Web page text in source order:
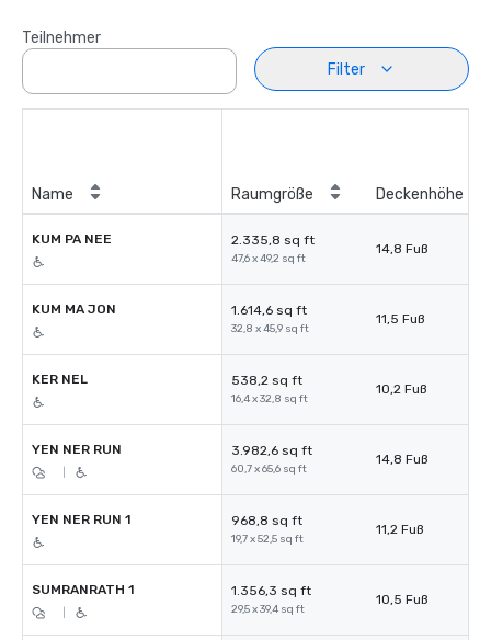
Teilnehmer
Filter
Name Raumgröße Deckenhöhe
KUM PA NEE 2.335,8 sq ft
47,6 x 49,2 sq ft
14,8 Fuß
KUM MA JON 1.614,6 sq ft
32,8 x 45,9 sq ft
11,5 Fuß
KER NEL 538,2 sq ft
16,4 x 32,8 sq ft
10,2 Fuß
ํYEN NER RUN 3.982,6 sq ft
60,7 x 65,6 sq ft
14,8 Fuß
YEN NER RUN 1 968,8 sq ft
19,7 x 52,5 sq ft
11,2 Fuß
SUMRANRATH 1 1.356,3 sq ft
29,5 x 39,4 sq ft
10,5 Fuß